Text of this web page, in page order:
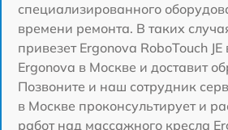
специализированного
времени ремонта. В таких
привезет Ergonova RoboTouch
Ergonova в Москве и доставит
Позвоните и наш сотрудник
в Москве проконсультирует и
работ над массажного кресла